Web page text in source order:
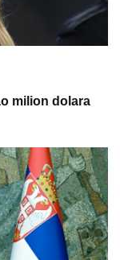
milion dolara